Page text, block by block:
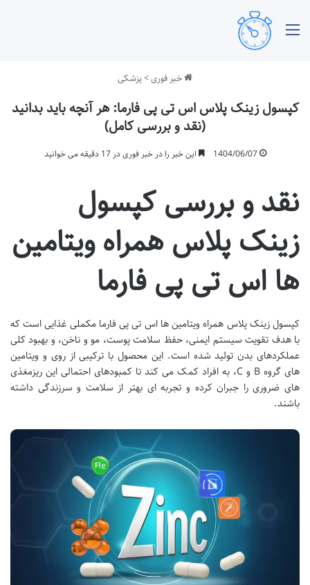
خبر فوری>پزشکی
کپسول زینک پلاس اس تی پی فارما: هر آنچه باید بدانید
(نقد و بررسی کامل)
1404/06/07 این خبر را در خبر فوری در 17 دقیقه می خوانید
نقد و بررسی کپسول
زینک پلاس همراه ویتامین
ها اس تی پی فارما
کپسول زینک پلاس همراه ویتامین ها اس تی پی فارما مکملی غذایی است که
با هدف تقویت سیستم ایمنی، حفظ سلامت پوست، مو و ناخن، و بهبود کلی
عملکردهای بدن تولید شده است. این محصول با ترکیبی از روی و ویتامین
های گروه B و C، به افراد کمک می کند تا کمبودهای احتمالی این ریزمغذی
های ضروری را جبران کرده و تجربه ای بهتر از سلامت و سرزندگی داشته
باشند.